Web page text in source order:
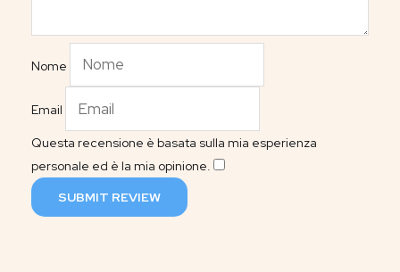
Nome
Email
Questa recensione è basata sulla mia esperienza
personale ed è la mia opinione.
SUBMIT REVIEW